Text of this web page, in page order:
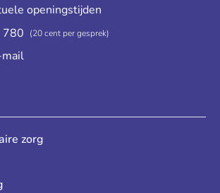
openingstijden
(20 cent per gesprek)
zorg